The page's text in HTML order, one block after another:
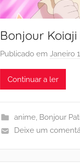
Bonjour Koiaji
Publicado emJaneiro
Continuar a ler
anime, Bonjour
Deixe um